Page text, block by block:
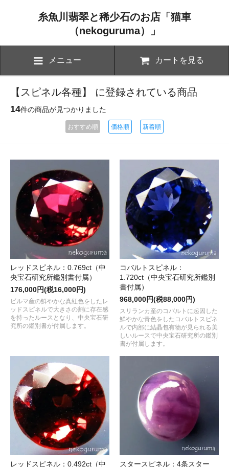
糸魚川翡翠と稀少石のお店「猫車
（nekoguruma）」
メニュー カートを見る
【スピネル各種】 に登録されている商品
14件の商品が見つかりました
おすすめ順 価格順 新着順
レッドスピネル：0.769ct（中
央宝石研究所鑑別書付属）
176,000円(税16,000円)
ビルマ産の鮮やかな真紅色をしたレ
ッドスピネルで大きさの割に存在感
を持ったルースとなり、中央宝石研
究所の鑑別書が付属します。
コバルトスピネル：
1.720ct（中央宝石研究所鑑別
書付属）
968,000円(税88,000円)
スリランカ産のコバルトに起因した
鮮やかな青色をしたコバルトスピネ
ルで内部に結晶包有物が見られる美
しいルースで中央宝石研究所の鑑別
書が付属します。
レッドスピネル：0.492ct（中
スタースピネル：4条スター